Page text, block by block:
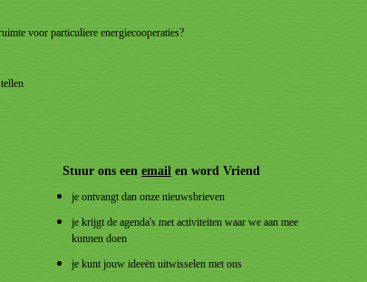
voor particuliere energiecooperaties?
Stuur ons een email en word Vriend
je ontvangt dan onze nieuwsbrieven
je krijgt de agenda's met activiteiten waar we aan mee
kunnen doen
je kunt jouw ideeën uitwisselen met ons